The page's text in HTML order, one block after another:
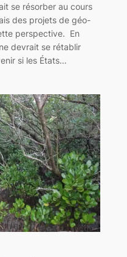
se résorber au cours
des projets de géo-
perspective. En
devrait se rétablir
si les États…